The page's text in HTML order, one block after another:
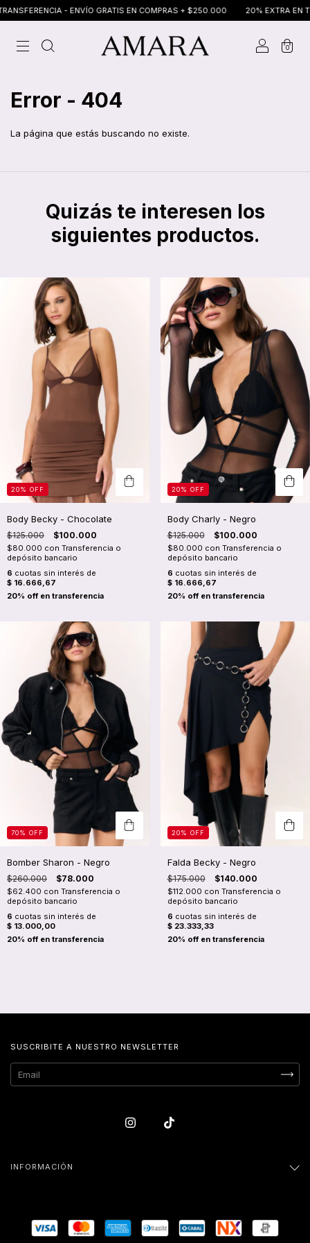
- ENVÍO GRATIS EN COMPRAS + $250.000 20% EXTRA EN
0
Error - 404
La página que estás buscando no existe.
Quizás te interesen los
siguientes productos.
20% OFF
Body Becky - Chocolate
$125.000 $100.000
$80.000 con Transferencia o
depósito bancario
6 cuotas sin interés de
$ 16.666,67
20% OFF
Body Charly - Negro
$125.000 $100.000
$80.000 con Transferencia o
depósito bancario
6 cuotas sin interés de
$ 16.666,67
70% OFF
Bomber Sharon - Negro
$260.000 $78.000
$62.400 con Transferencia o
depósito bancario
6 cuotas sin interés de
$ 13.000,00
20% OFF
Falda Becky - Negro
$175.000 $140.000
$112.000 con Transferencia o
depósito bancario
6 cuotas sin interés de
$ 23.333,33
SUSCRIBITE A NUESTRO NEWSLETTER
INFORMACIÓN